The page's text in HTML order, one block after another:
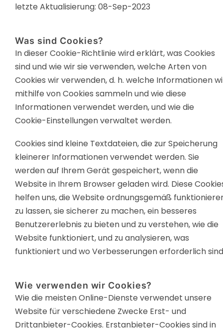
letzte Aktualisierung: 08-Sep-2023
Was sind Cookies?
In dieser Cookie-Richtlinie wird erklärt, was Cookies
sind und wie wir sie verwenden, welche Arten von
Cookies wir verwenden, d. h. welche Informationen
mithilfe von Cookies sammeln und wie diese
Informationen verwendet werden, und wie die
Cookie-Einstellungen verwaltet werden.
Cookies sind kleine Textdateien, die zur Speicherung
kleinerer Informationen verwendet werden. Sie
werden auf Ihrem Gerät gespeichert, wenn die
Website in Ihrem Browser geladen wird. Diese
helfen uns, die Website ordnungsgemäß
zu lassen, sie sicherer zu machen, ein besseres
Benutzererlebnis zu bieten und zu verstehen, wie die
Website funktioniert, und zu analysieren, was
funktioniert und wo Verbesserungen erforderlich
Wie verwenden wir Cookies?
Wie die meisten Online-Dienste verwendet unsere
Website für verschiedene Zwecke Erst- und
Drittanbieter-Cookies. Erstanbieter-Cookies sind in